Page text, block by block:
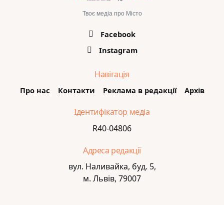
Твоє медіа про Місто
Facebook
Instagram
Навігація
Про нас Контакти Реклама в редакції Архів
Ідентифікатор медіа
R40-04806
Адреса редакції
вул. Наливайка, буд. 5,
м. Львів, 79007